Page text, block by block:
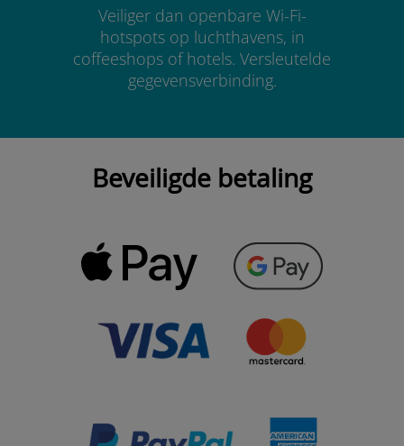
Veiliger dan openbare Wi-Fi-
hotspots op luchthavens, in
coffeeshops of hotels. Versleutelde
gegevensverbinding.
Beveiligde betaling